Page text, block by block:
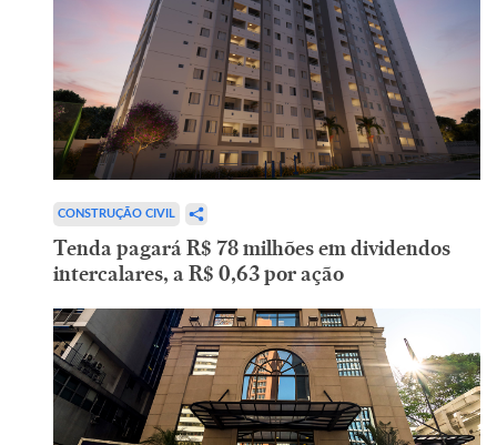
CONSTRUÇÃO CIVIL
Tenda pagará R$ 78 milhões em dividendos
intercalares, a R$ 0,63 por ação